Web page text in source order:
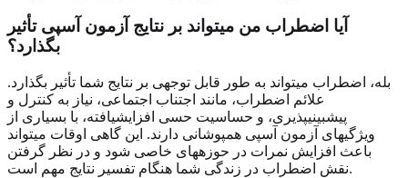
آیا اضطراب من میتواند بر نتایج آزمون آسپی تأثیر
بگذارد؟
بله، اضطراب میتواند به طور قابل توجهی بر نتایج شما تأثیر بگذارد.
علائم اضطراب، مانند اجتناب اجتماعی، نیاز به کنترل و
پیشبینیپذیری، و حساسیت حسی افزایشیافته، با بسیاری از
ویژگیهای آزمون آسپی همپوشانی دارند. این گاهی اوقات میتواند
باعث افزایش نمرات در حوزههای خاصی شود و در نظر گرفتن
نقش اضطراب در زندگی شما هنگام تفسیر نتایج مهم است.